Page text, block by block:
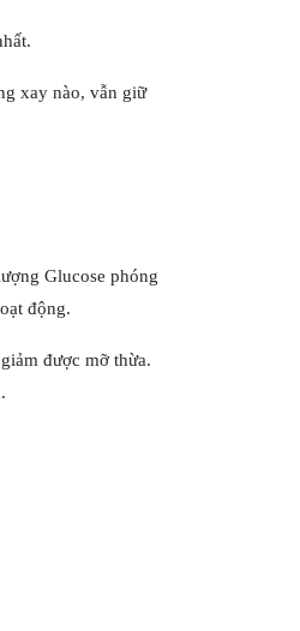
xay nào, vẫn giữ
Glucose phóng
động.
được mỡ thừa.